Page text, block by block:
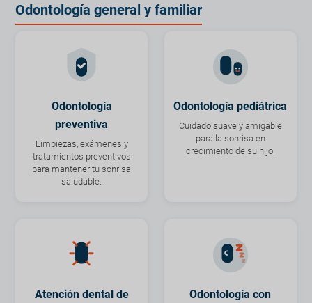
Odontología general y familiar
Odontología
preventiva
Limpiezas, exámenes y
tratamientos preventivos
para mantener tu sonrisa
saludable.
Odontología pediátrica
Cuidado suave y amigable
para la sonrisa en
crecimiento de su hijo.
Atención dental de
Odontología con